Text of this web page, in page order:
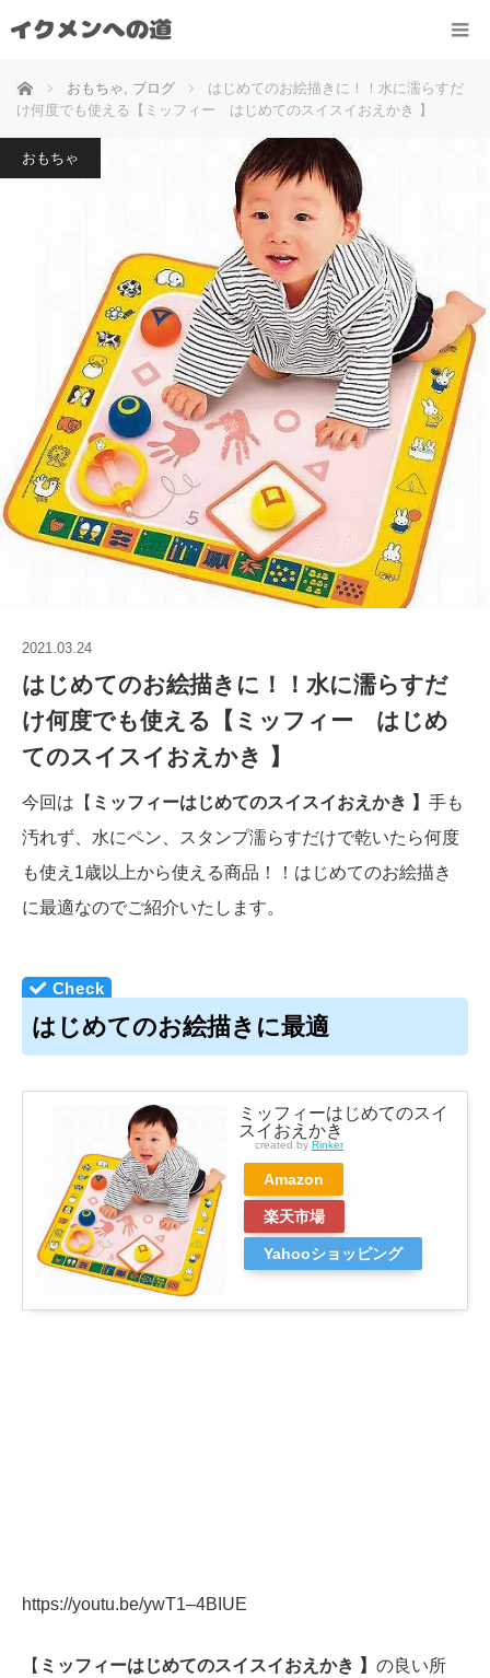
ホーム おもちゃ, ブログ
はじめてのお絵描きに！！水に濡らすだ
け何度でも使える【ミッフィー はじめてのスイスイおえかき 】
おもちゃ
2021.03.24
はじめてのお絵描きに！！水に濡らすだ
け何度でも使える【ミッフィー はじめ
てのスイスイおえかき 】
今回は【 ミッフィーはじめてのスイスイおえかき 】 手も
汚れず、水にペン、スタンプ濡らすだけで乾いたら何度
も使え1歳以上から使える商品！！はじめてのお絵描き
に最適なのでご紹介いたします。
はじめてのお絵描きに最適
ミッフィーはじめてのスイ
スイおえかき
created by Rinker
Amazon
楽天市場
Yahooショッピング
https://youtu.be/ywT1–4BIUE
【 ミッフィーはじめてのスイスイおえかき 】 の良い所